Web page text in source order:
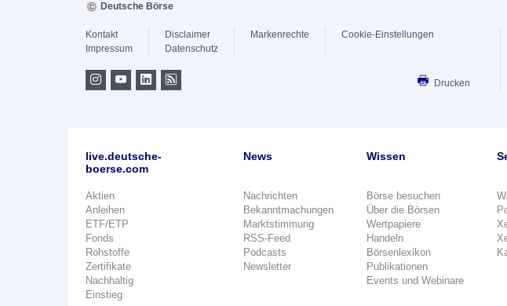
Deutsche Börse
Kontakt
Impressum
Disclaimer
Datenschutz
Markenrechte Cookie-Einstellungen
Drucken
live.deutsche-
boerse.com
Aktien
Anleihen
ETF/ETP
Fonds
Rohstoffe
Zertifikate
Nachhaltig
Einstieg
News
Nachrichten
Bekanntmachungen
Marktstimmung
RSS-Feed
Podcasts
Newsletter
Wissen
Börse besuchen
Über die Börsen
Wertpapiere
Handeln
Börsenlexikon
Publikationen
Events und Webinare